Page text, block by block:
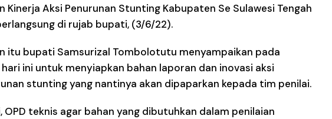
Kinerja Aksi Penurunan Stunting Kabupaten Se Sulawesi Tengah
di rujab bupati, (3/6/22).
itu bupati Samsurizal Tombolotutu menyampaikan pada
ini untuk menyiapkan bahan laporan dan inovasi aksi
stunting yang nantinya akan dipaparkan kepada tim penilai.
teknis agar bahan yang dibutuhkan dalam penilaian